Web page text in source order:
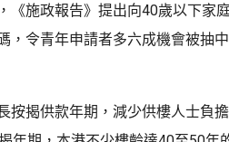
《施政報告》提出向40歲以下家
，令青年申請者多六成機會被抽
按揭供款年期，減少供樓人士負